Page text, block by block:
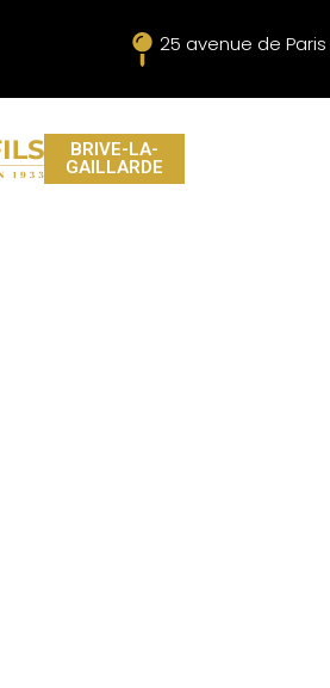
25 avenue de
BRIVE-LA-
GAILLARDE